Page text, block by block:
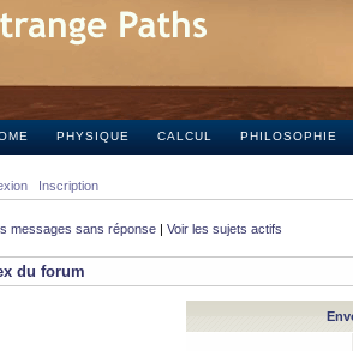
PHYSIQUE CALCUL PHILOSOPHIE
Inscription
messages sans réponse | Voir les sujets actifs
du forum